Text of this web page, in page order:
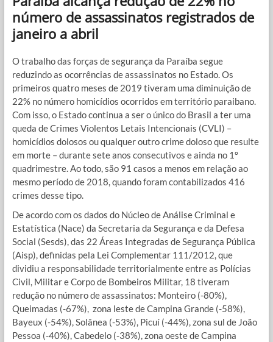
número de assassinatos registrados de
janeiro a abril
O trabalho das forças de segurança da Paraíba segue
reduzindo as ocorrências de assassinatos no Estado. Os
primeiros quatro meses de 2019 tiveram uma diminuição de
22% no número homicídios ocorridos em território paraibano.
Com isso, o Estado continua a ser o único do Brasil a ter uma
queda de Crimes Violentos Letais Intencionais (CVLI) –
homicídios dolosos ou qualquer outro crime doloso que resulte
em morte – durante sete anos consecutivos e ainda no 1º
quadrimestre. Ao todo, são 91 casos a menos em relação ao
mesmo período de 2018, quando foram contabilizados 416
crimes desse tipo.
De acordo com os dados do Núcleo de Análise Criminal e
Estatística (Nace) da Secretaria da Segurança e da Defesa
Social (Sesds), das 22 Áreas Integradas de Segurança Pública
(Aisp), definidas pela Lei Complementar 111/2012, que
dividiu a responsabilidade territorialmente entre as Polícias
Civil, Militar e Corpo de Bombeiros Militar, 18 tiveram
redução no número de assassinatos: Monteiro (-80%),
Queimadas (-67%), zona leste de Campina Grande (-58%),
Bayeux (-54%), Solânea (-53%), Picuí (-44%), zona sul de João
Pessoa (-40%), Cabedelo (-38%), zona oeste de Campina